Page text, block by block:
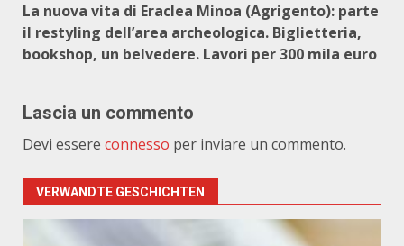
La nuova vita di Eraclea Minoa (Agrigento): parte
il restyling dell’area archeologica. Biglietteria,
bookshop, un belvedere. Lavori per 300 mila euro
Lascia un commento
Devi essere connesso per inviare un commento.
VERWANDTE GESCHICHTEN